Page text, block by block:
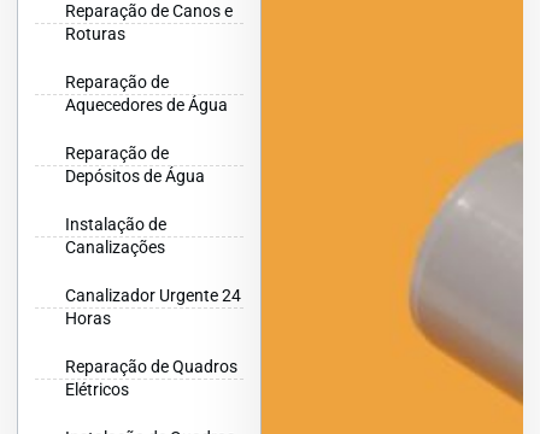
Reparação de Canos e
Roturas
Reparação de
Aquecedores de Água
Reparação de
Depósitos de Água
Instalação de
Canalizações
Canalizador Urgente 24
Horas
Reparação de Quadros
Elétricos